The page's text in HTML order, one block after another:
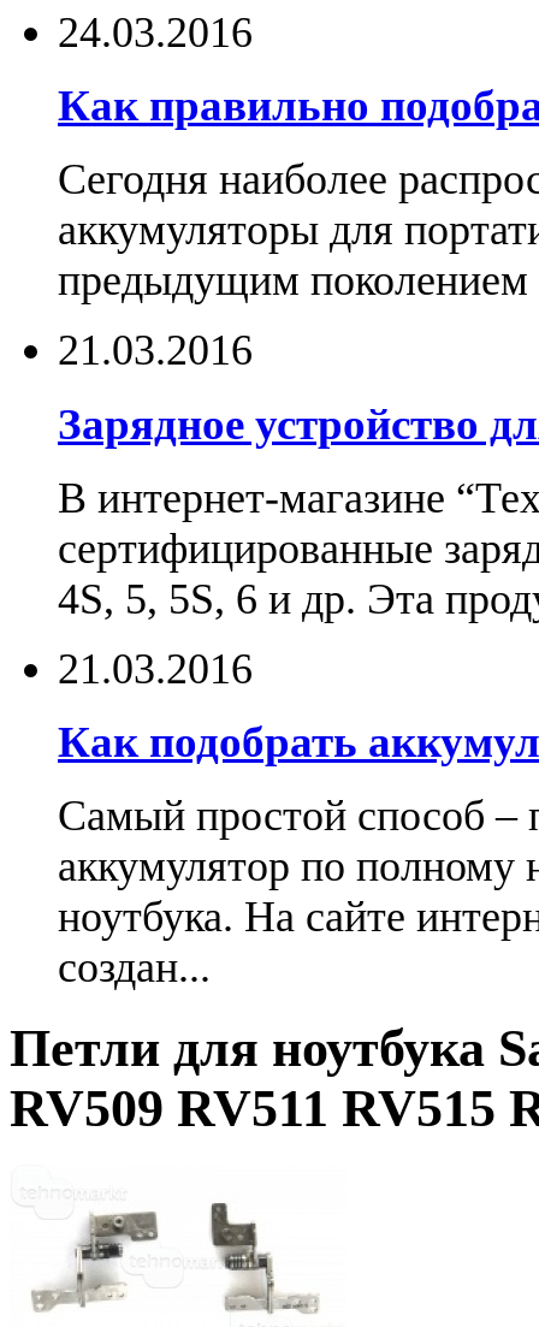
24.03.2016
Как правильно
Сегодня наиболее
аккумуляторы для
предыдущим поколением
21.03.2016
Зарядное устройство
В интернет-магазине
сертифицированные
4S, 5, 5S, 6 и др. Эта
21.03.2016
Как подобрать
Самый простой способ –
аккумулятор по
ноутбука. На сайте
создан...
Петли для ноутбука
RV509 RV511 RV515